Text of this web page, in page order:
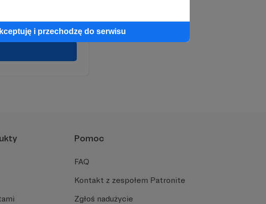
i przechodzę do serwisu
o ochronie
ich przetwarzania,
osobowych.
"Zgodna na
Pomoc
FAQ
Kontakt z zespołem Patronite
Zgłoś nadużycie